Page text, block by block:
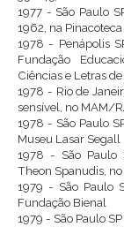
1977 - São Paulo
1962, na
1978 - Penápolis
Fundação
Ciências e Letras
1978 - Rio de
sensível, no MAM/
1978 - São Paulo
Museu Lasar Segall
1978 - São Paulo
Theon Spanudis,
1979 - São Paulo
Fundação Bienal
1979 - São Paulo